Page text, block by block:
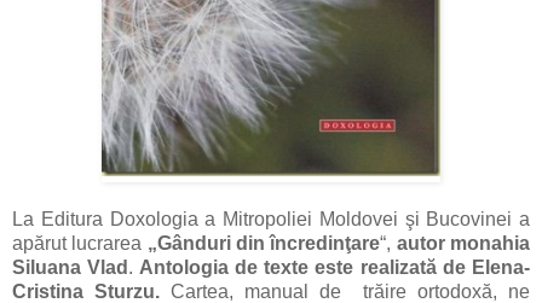
La Editura Doxologia a Mitropoliei Moldovei şi Bucovinei a
apărut lucrarea „Gânduri din încredinţare“, autor monahia
Siluana Vlad . Antologia de texte este realizată de Elena-
Cristina Sturzu. Cartea, manual de trăire ortodoxă, ne